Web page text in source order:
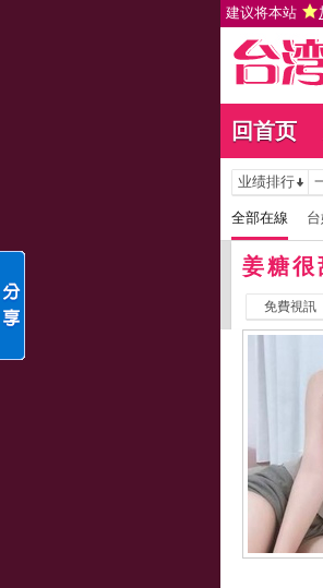
建议将本站
回首页
业绩排行
全部在線
姜糖很
免費視訊